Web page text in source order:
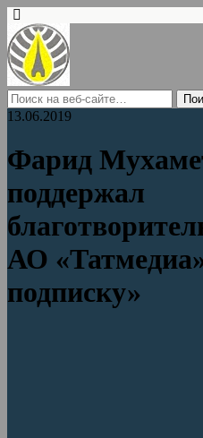
13.06.2019
Фарид
поддержал
АО
подписку»